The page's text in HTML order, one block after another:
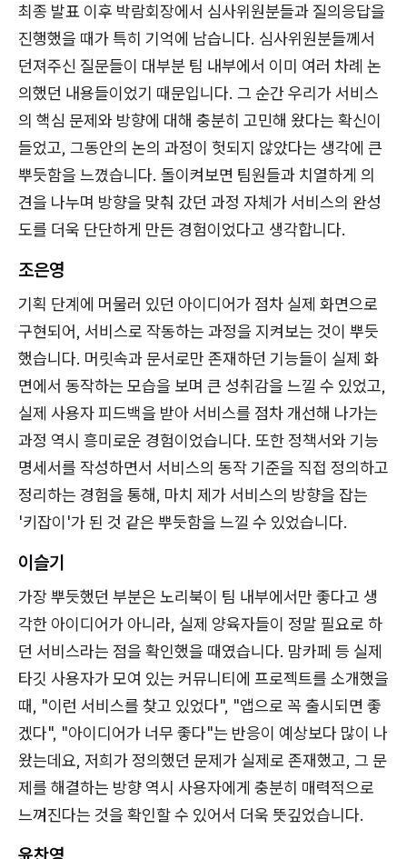
최종 발표 이후 박람회장에서 심사위원분들과 질의응답을
진행했을 때가 특히 기억에 남습니다. 심사위원분들께서
던져주신 질문들이 대부분 팀 내부에서 이미 여러 차례 논
의했던 내용들이었기 때문입니다. 그 순간 우리가 서비스
의 핵심 문제와 방향에 대해 충분히 고민해 왔다는 확신이
들었고, 그동안의 논의 과정이 헛되지 않았다는 생각에 큰
뿌듯함을 느꼈습니다. 돌이켜보면 팀원들과 치열하게 의
견을 나누며 방향을 맞춰 갔던 과정 자체가 서비스의 완성
도를 더욱 단단하게 만든 경험이었다고 생각합니다.
조은영
기획 단계에 머물러 있던 아이디어가 점차 실제 화면으로
구현되어, 서비스로 작동하는 과정을 지켜보는 것이 뿌듯
했습니다. 머릿속과 문서로만 존재하던 기능들이 실제 화
면에서 동작하는 모습을 보며 큰 성취감을 느낄 수 있었고,
실제 사용자 피드백을 받아 서비스를 점차 개선해 나가는
과정 역시 흥미로운 경험이었습니다. 또한 정책서와 기능
명세서를 작성하면서 서비스의 동작 기준을 직접 정의하고
정리하는 경험을 통해, 마치 제가 서비스의 방향을 잡는
'키잡이'가 된 것 같은 뿌듯함을 느낄 수 있었습니다.
이슬기
가장 뿌듯했던 부분은 노리북이 팀 내부에서만 좋다고 생
각한 아이디어가 아니라, 실제 양육자들이 정말 필요로 하
던 서비스라는 점을 확인했을 때였습니다. 맘카페 등 실제
타깃 사용자가 모여 있는 커뮤니티에 프로젝트를 소개했을
때, "이런 서비스를 찾고 있었다", "앱으로 꼭 출시되면 좋
겠다", "아이디어가 너무 좋다"는 반응이 예상보다 많이 나
왔는데요, 저희가 정의했던 문제가 실제로 존재했고, 그 문
제를 해결하는 방향 역시 사용자에게 충분히 매력적으로
느껴진다는 것을 확인할 수 있어서 더욱 뜻깊었습니다.